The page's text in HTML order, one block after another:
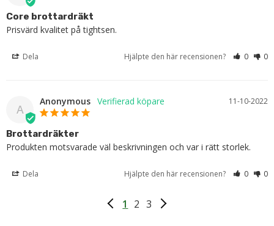
Core brottardräkt
Prisvärd kvalitet på tightsen.
Dela Hjälpte den här recensionen? 0 0
A
11-10-2022
Anonymous
Brottardräkter
Produkten motsvarade väl beskrivningen och var i rätt storlek.
Dela Hjälpte den här recensionen? 0 0
1 2 3